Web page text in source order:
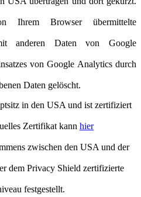
Ihrem Browser übermittelte
anderen Daten von Google
von Google Analytics durch
Daten gelöscht.
in den USA und ist zertifiziert
Zertifikat kann hier
zwischen den USA und der
dem Privacy Shield zertifizierte
festgestellt.